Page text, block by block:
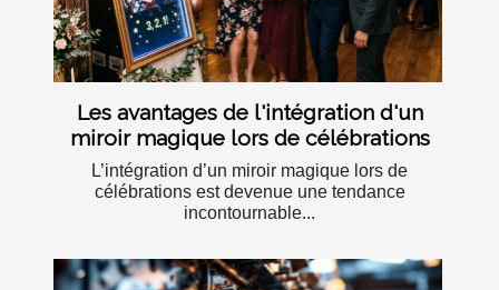
Les avantages de l'intégration d'un
miroir magique lors de célébrations
L’intégration d’un miroir magique lors de
célébrations est devenue une tendance
incontournable...